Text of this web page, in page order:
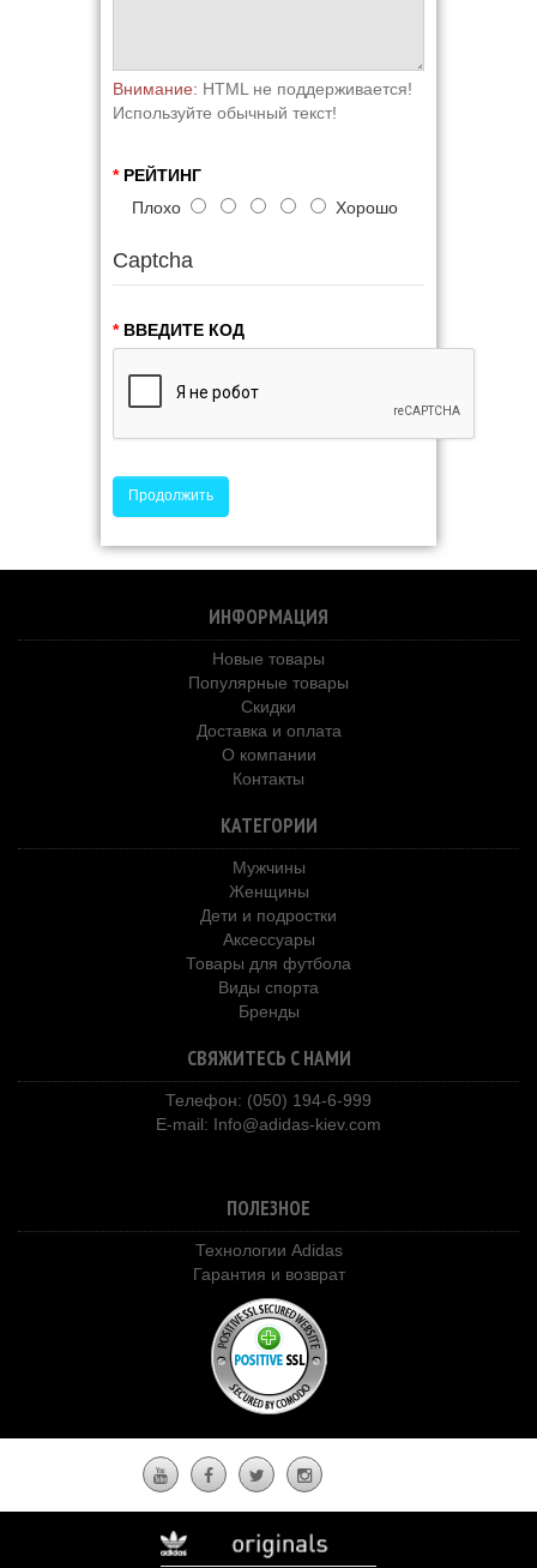
Внимание: HTML не поддерживается!
Используйте обычный текст!
РЕЙТИНГ
Плохо
Хорошо
Captcha
ВВЕДИТЕ КОД
Продолжить
ИНФОРМАЦИЯ
Новые товары
Популярные товары
Скидки
Доставка и оплата
О компании
Контакты
КАТЕГОРИИ
Мужчины
Женщины
Дети и подростки
Аксессуары
Товары для футбола
Виды спорта
Бренды
СВЯЖИТЕСЬ С НАМИ
Телефон: (050) 194-6-999
E-mail: Info@adidas-kiev.com
ПОЛЕЗНОЕ
Технологии Adidas
Гарантия и возврат